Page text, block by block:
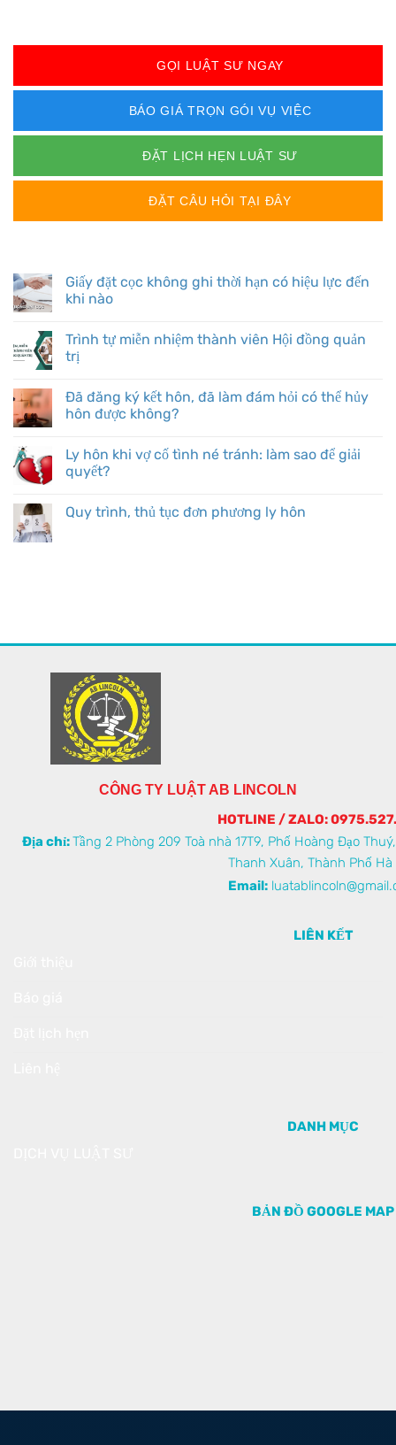
GỌI LUẬT SƯ NGAY
BÁO GIÁ TRỌN GÓI VỤ VIỆC
ĐẶT LỊCH HẸN LUẬT SƯ
ĐẶT CÂU HỎI TẠI ĐÂY
Giấy đặt cọc không ghi thời hạn có hiệu lực đến
khi nào
Trình tự miễn nhiệm thành viên Hội đồng quản
trị
Đã đăng ký kết hôn, đã làm đám hỏi có thể hủy
hôn được không?
Ly hôn khi vợ cố tình né tránh: làm sao để giải
quyết?
Quy trình, thủ tục đơn phương ly hôn
CÔNG TY LUẬT AB LINCOLN
HOTLINE / ZALO:
Địa chỉ:Tầng 2 Phòng 209 Toà nhà 17T9, Phố Hoàng Đạo
Thanh Xuân, Thành Phố Hà
Email:
LIÊN KẾT
DANH MỤC
BẢN ĐỒ GOOGLE MAP